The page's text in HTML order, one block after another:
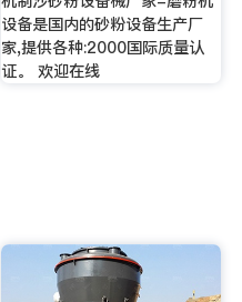
设备是国内的砂粉设备生产厂
家,提供各种:2000国际质量认
证。 欢迎在线